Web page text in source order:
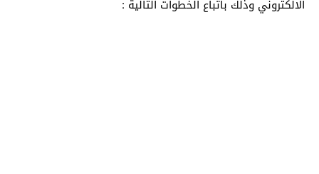
الالكتروني وذلك باتباع الخطوات التالية :